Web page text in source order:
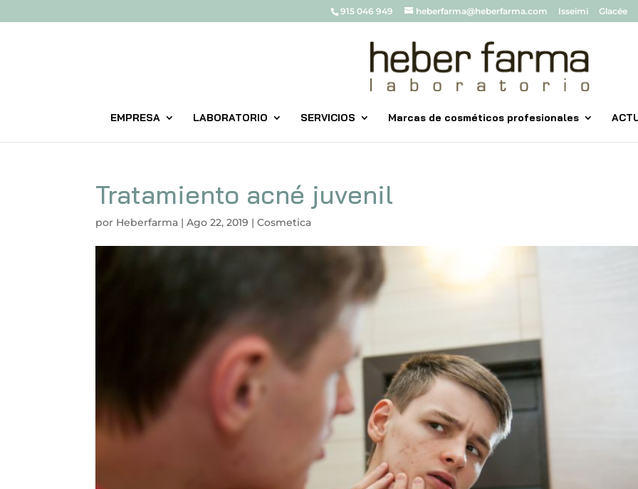
915 046 949 heberfarma@heberfarma.com Isseimi Glacée
EMPRESA LABORATORIO SERVICIOS Marcas de cosméticos profesionales
Tratamiento acné juvenil
por Heberfarma |Ago 22, 2019 |Cosmetica